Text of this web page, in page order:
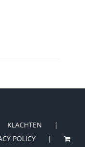
KLACHTEN
POLICY